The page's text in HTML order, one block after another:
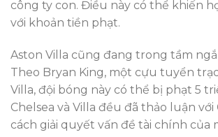
công ty con. Điều này có thể khiến
với khoản tiền phạt.
Aston Villa cũng đang trong tầm
Theo Bryan King, một cựu tuyển
Villa, đội bóng này có thể bị phạt 5
Chelsea và Villa đều đã thảo luận với
cách giải quyết vấn đề tài chính của